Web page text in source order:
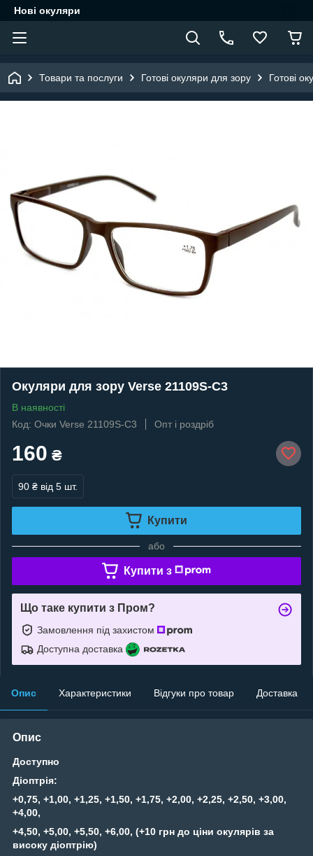
Нові окуляри
Товари та послуги Готові окуляри для зору Готові
Окуляри для зору Verse 21109S-C3
В наявності
Код: Очки Verse 21109S-C3
Опт і роздріб
160 ₴
90 ₴ від 5 шт.
Купити
або
Купити з
Що таке купити з Пром?
Замовлення під захистом
Доступна доставка
Опис Характеристики Відгуки про товар Доставка
Опис
Доступно
Діоптрія:
+0,75, +1,00, +1,25, +1,50, +1,75, +2,00, +2,25, +2,50, +3,00,
+4,00,
+4,50, +5,00, +5,50, +6,00, (+10 грн до ціни окулярів за
високу діоптрію)